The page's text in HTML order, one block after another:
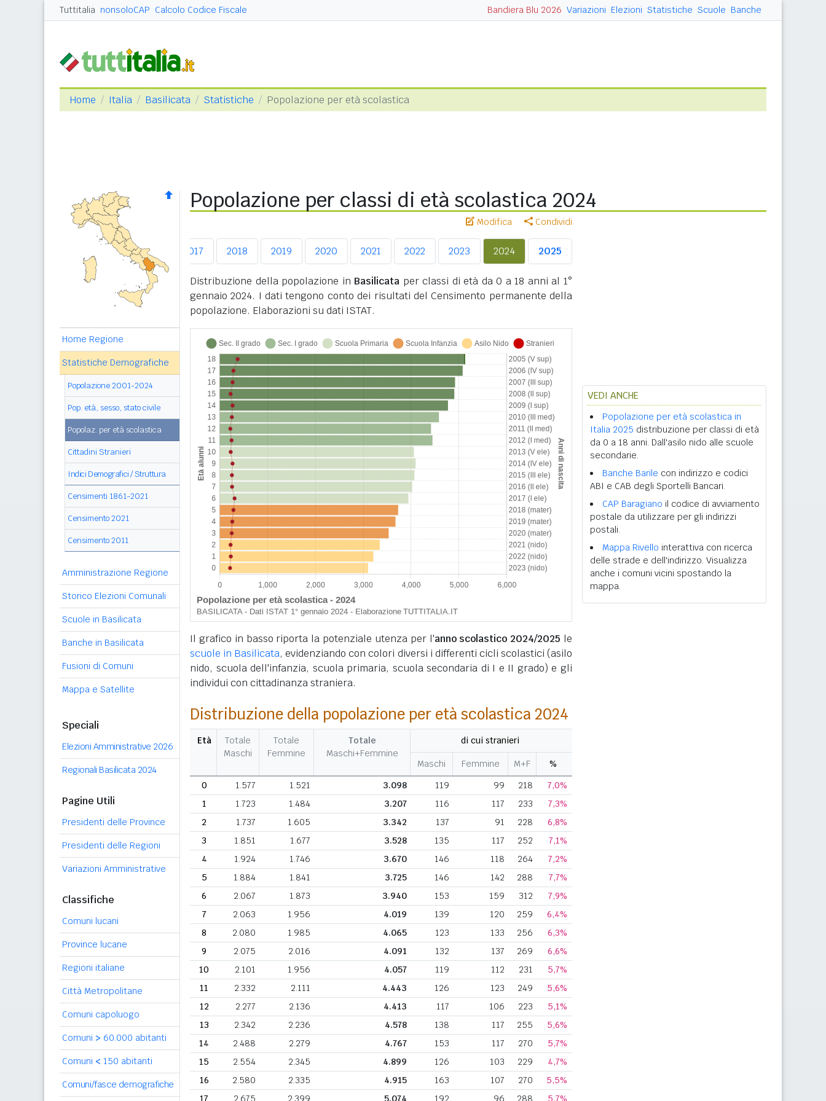
Tuttitalia nonsoloCAP Calcolo Codice Fiscale Bandiera Blu 2026 Variazioni Elezioni Statistiche Scuole Banche
Home Italia Basilicata Statistiche Popolazione per età scolastica
Home Regione
Statistiche Demografiche
Popolazione 2001-2024
Pop. età, sesso, stato civile
Popolaz. per età scolastica
Cittadini Stranieri
Indici Demografici / Struttura
Censimenti 1861-2021
Censimento 2021
Censimento 2011
Amministrazione Regione
Storico Elezioni Comunali
Scuole in Basilicata
Banche in Basilicata
Fusioni di Comuni
Mappa e Satellite
Speciali
Elezioni Amministrative 2026
Regionali Basilicata 2024
Pagine Utili
Presidenti delle Province
Presidenti delle Regioni
Variazioni Amministrative
Classifiche
Comuni lucani
Province lucane
Regioni italiane
Città Metropolitane
Comuni capoluogo
Comuni > 60.000 abitanti
Comuni < 150 abitanti
Comuni/fasce demografiche
Popolazione per classi di età scolastica 2024
Modifica Condividi
2015 2016 2017 2018 2019 2020 2021 2022 2023 2024 2025
Distribuzione della popolazione in Basilicata per classi di età da 0 a 18 anni al 1°
gennaio 2024. I dati tengono conto dei risultati del Censimento permanente della
popolazione. Elaborazioni su dati ISTAT.
Il grafico in basso riporta la potenziale utenza per l'anno scolastico 2024/2025 le
scuole in Basilicata, evidenziando con colori diversi i differenti cicli scolastici (asilo
nido, scuola dell'infanzia, scuola primaria, scuola secondaria di I e II grado) e gli
individui con cittadinanza straniera.
Distribuzione della popolazione per età scolastica 2024
Età
Totale
Maschi
Totale
Femmine
Totale
Maschi+Femmine
di cui stranieri
Maschi Femmine M+F
%
0
1.577 1.521 3.098 119 99 218
7,0%
1
1.723 1.484 3.207 116 117 233
7,3%
2
1.737 1.605 3.342 137 91 228
6,8%
3
1.851 1.677 3.528 135 117 252
7,1%
4
1.924 1.746 3.670 146 118 264
7,2%
5
1.884 1.841 3.725 146 142 288
7,7%
6
2.067 1.873 3.940 153 159 312
7,9%
7
2.063 1.956 4.019 139 120 259
6,4%
8
2.080 1.985 4.065 123 133 256
6,3%
9
2.075 2.016 4.091 132 137 269
6,6%
10
2.101 1.956 4.057 119 112 231
5,7%
11
2.332 2.111 4.443 126 123 249
5,6%
12
2.277 2.136 4.413 117 106 223
5,1%
13
2.342 2.236 4.578 138 117 255
5,6%
14
2.488 2.279 4.767 153 117 270
5,7%
15
2.554 2.345 4.899 126 103 229
4,7%
16
2.580 2.335 4.915 163 107 270
5,5%
17
2.675 2.399 5.074 192 96 288 5,7%
VEDI ANCHE
Popolazione per età scolastica in
Italia 2025 distribuzione per classi di età
da 0 a 18 anni. Dall'asilo nido alle scuole
secondarie.
Banche Barile con indirizzo e codici
ABI e CAB degli Sportelli Bancari.
CAP Baragiano il codice di avviamento
postale da utilizzare per gli indirizzi
postali.
Mappa Rivello interattiva con ricerca
delle strade e dell'indirizzo. Visualizza
anche i comuni vicini spostando la
mappa.